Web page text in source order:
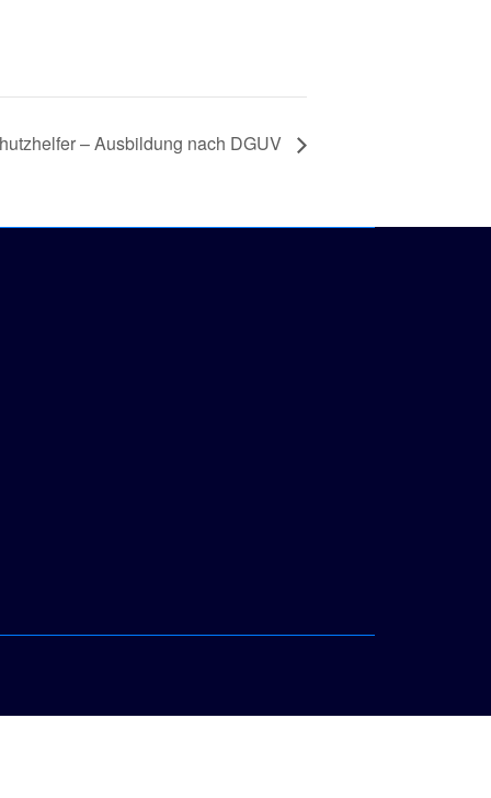
– Ausbildung nach DGUV